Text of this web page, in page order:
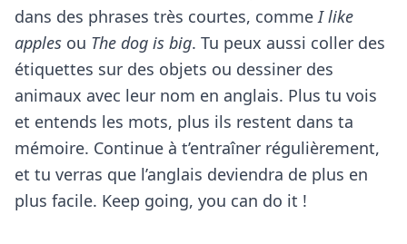
dans des phrases très courtes, commeI like
apples ou The dog is big. Tu peux aussi coller des
étiquettes sur des objets ou dessiner des
animaux avec leur nom en anglais. Plus tu vois
et entends les mots, plus ils restent dans ta
mémoire. Continue à t’entraîner régulièrement,
et tu verras que l’anglais deviendra de plus en
plus facile. Keep going, you can do it !